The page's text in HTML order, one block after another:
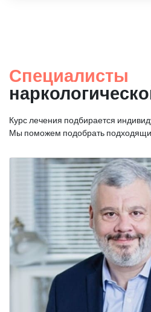
Специалисты
Курс лечения подбирается
Мы поможем подобрать